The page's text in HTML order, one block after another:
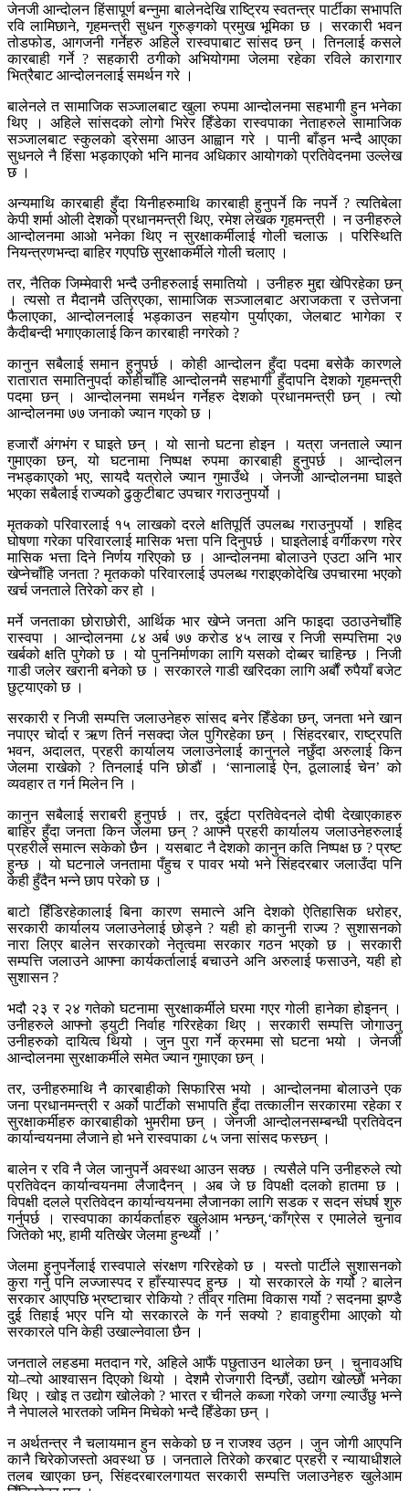
जेनजी आन्दोलन हिंसापूर्ण बन्नुमा बालेनदेखि राष्ट्रिय स्वतन्त्र पार्टीका सभापति
रवि लामिछाने, गृहमन्त्री सुधन गुरुङ्गको प्रमुख भूमिका छ । सरकारी भवन
तोडफोड, आगजनी गर्नेहरु अहिले रास्वपाबाट सांसद छन् । तिनलाई कसले
कारबाही गर्ने ? सहकारी ठगीको अभियोगमा जेलमा रहेका रविले कारागार
भित्रैबाट आन्दोलनलाई समर्थन गरे ।
बालेनले त सामाजिक सञ्जालबाट खुला रुपमा आन्दोलनमा सहभागी हुन भनेका
थिए । अहिले सांसदको लोगो भिरेर हिँडेका रास्वपाका नेताहरुले सामाजिक
सञ्जालबाट स्कुलको ड्रेसमा आउन आह्वान गरे । पानी बाँड्न भन्दै आएका
सुधनले नै हिंसा भड्काएको भनि मानव अधिकार आयोगको प्रतिवेदनमा उल्लेख
छ ।
अन्यमाथि कारबाही हुँदा यिनीहरुमाथि कारबाही हुनुपर्ने कि नपर्ने ? त्यतिबेला
केपी शर्मा ओली देशको प्रधानमन्त्री थिए, रमेश लेखक गृहमन्त्री । न उनीहरुले
आन्दोलनमा आओ भनेका थिए न सुरक्षाकर्मीलाई गोली चलाऊ । परिस्थिति
नियन्त्रणभन्दा बाहिर गएपछि सुरक्षाकर्मीले गोली चलाए ।
तर, नैतिक जिम्मेवारी भन्दै उनीहरुलाई समातियो । उनीहरु मुद्दा खेपिरहेका छन्
। त्यसो त मैदानमै उत्रिएका, सामाजिक सञ्जालबाट अराजकता र उत्तेजना
फैलाएका, आन्दोलनलाई भड्काउन सहयोग पुर्याएका, जेलबाट भागेका र
कैदीबन्दी भगाएकालाई किन कारबाही नगरेको ?
कानुन सबैलाई समान हुनुपर्छ । कोही आन्दोलन हुँदा पदमा बसेकै कारणले
रातारात समातिनुपर्दा कोहीचाँहि आन्दोलनमै सहभागी हुँदापनि देशको गृहमन्त्री
पदमा छन् । आन्दोलनमा समर्थन गर्नेहरु देशको प्रधानमन्त्री छन् । त्यो
आन्दोलनमा ७७ जनाको ज्यान गएको छ ।
हजारौं अंगभंग र घाइते छन् । यो सानो घटना होइन । यत्रा जनताले ज्यान
गुमाएका छन्, यो घटनामा निष्पक्ष रुपमा कारबाही हुनुपर्छ । आन्दोलन
नभड्काएको भए, सायदै यत्रोले ज्यान गुमाउँथे । जेनजी आन्दोलनमा घाइते
भएका सबैलाई राज्यको ढुकुटीबाट उपचार गराउनुपर्यो ।
मृतकको परिवारलाई १५ लाखको दरले क्षतिपूर्ति उपलब्ध गराउनुपर्यो । शहिद
घोषणा गरेका परिवारलाई मासिक भत्ता पनि दिनुपर्छ । घाइतेलाई वर्गीकरण गरेर
मासिक भत्ता दिने निर्णय गरिएको छ । आन्दोलनमा बोलाउने एउटा अनि भार
खेप्नेचाँहि जनता ? मृतकको परिवारलाई उपलब्ध गराइएकोदेखि उपचारमा भएको
खर्च जनताले तिरेको कर हो ।
मर्ने जनताका छोराछोरी, आर्थिक भार खेप्ने जनता अनि फाइदा उठाउनेचाँहि
रास्वपा । आन्दोलनमा ८४ अर्ब ७७ करोड ४५ लाख र निजी सम्पत्तिमा २७
खर्बको क्षति पुगेको छ । यो पुननिर्माणका लागि यसको दोब्बर चाहिन्छ । निजी
गाडी जलेर खरानी बनेको छ । सरकारले गाडी खरिदका लागि अर्बौं रुपैयाँ बजेट
छुट्याएको छ ।
सरकारी र निजी सम्पत्ति जलाउनेहरु सांसद बनेर हिँडेका छन्, जनता भने खान
नपाएर चोर्दा र ऋण तिर्न नसक्दा जेल पुगिरहेका छन् । सिंहदरबार, राष्ट्रपति
भवन, अदालत, प्रहरी कार्यालय जलाउनेलाई कानुनले नछुँदा अरुलाई किन
जेलमा राखेको ? तिनलाई पनि छोडौं । ‘सानालाई ऐन, ठूलालाई चेन’ को
व्यवहार त गर्न मिलेन नि ।
कानुन सबैलाई सराबरी हुनुपर्छ । तर, दुईटा प्रतिवेदनले दोषी देखाएकाहरु
बाहिर हुँदा जनता किन जेलमा छन् ? आफ्नै प्रहरी कार्यालय जलाउनेहरुलाई
प्रहरीले समात्न सकेको छैन । यसबाट नै देशको कानुन कति निष्पक्ष छ ? प्रष्ट
हुन्छ । यो घटनाले जनतामा पँहुच र पावर भयो भने सिंहदरबार जलाउँदा पनि
केही हुँदैन भन्ने छाप परेको छ ।
बाटो हिँडिरहेकालाई बिना कारण समात्ने अनि देशको ऐतिहासिक धरोहर,
सरकारी कार्यालय जलाउनेलाई छोड्ने ? यही हो कानुनी राज्य ? सुशासनको
नारा लिएर बालेन सरकारको नेतृत्वमा सरकार गठन भएको छ । सरकारी
सम्पत्ति जलाउने आफ्ना कार्यकर्तालाई बचाउने अनि अरुलाई फसाउने, यही हो
सुशासन ?
भदौ २३ र २४ गतेको घटनामा सुरक्षाकर्मीले घरमा गएर गोली हानेका होइनन् ।
उनीहरुले आफ्नो ड्युटी निर्वाह गरिरहेका थिए । सरकारी सम्पत्ति जोगाउनु
उनीहरुको दायित्व थियो । जुन पुरा गर्ने क्रममा सो घटना भयो । जेनजी
आन्दोलनमा सुरक्षाकर्मीले समेत ज्यान गुमाएका छन् ।
तर, उनीहरुमाथि नै कारबाहीको सिफारिस भयो । आन्दोलनमा बोलाउने एक
जना प्रधानमन्त्री र अर्को पार्टीको सभापति हुँदा तत्कालीन सरकारमा रहेका र
सुरक्षाकर्मीहरु कारबाहीको भुमरीमा छन् । जेनजी आन्दोलनसम्बन्धी प्रतिवेदन
कार्यान्वयनमा लैजाने हो भने रास्वपाका ८५ जना सांसद फस्छन् ।
बालेन र रवि नै जेल जानुपर्ने अवस्था आउन सक्छ । त्यसैले पनि उनीहरुले त्यो
प्रतिवेदन कार्यान्वयनमा लैजादैनन् । अब जे छ विपक्षी दलको हातमा छ ।
विपक्षी दलले प्रतिवेदन कार्यान्वयनमा लैजानका लागि सडक र सदन संघर्ष शुरु
गर्नुपर्छ । रास्वपाका कार्यकर्ताहरु खुलेआम भन्छन्,‘काँग्रेस र एमालेले चुनाव
जितेको भए, हामी यतिखेर जेलमा हुन्थ्यौं ।’
जेलमा हुनुपर्नेलाई रास्वपाले संरक्षण गरिरहेको छ । यस्तो पार्टीले सुशासनको
कुरा गर्नु पनि लज्जास्पद र हाँस्यास्पद हुन्छ । यो सरकारले के गर्यो ? बालेन
सरकार आएपछि भ्रष्टाचार रोकियो ? तीव्र गतिमा विकास गर्यो ? सदनमा झण्डै
दुई तिहाई भएर पनि यो सरकारले के गर्न सक्यो ? हावाहुरीमा आएको यो
सरकारले पनि केही उखाल्नेवाला छैन ।
जनताले लहडमा मतदान गरे, अहिले आफैं पछुताउन थालेका छन् । चुनावअघि
यो–त्यो आश्वासन दिएको थियो । देशमै रोजगारी दिन्छौं, उद्योग खोल्छौं भनेका
थिए । खोइ त उद्योग खोलेको ? भारत र चीनले कब्जा गरेको जग्गा ल्याउँछु भन्ने
नै नेपालले भारतको जमिन मिचेको भन्दै हिँडेका छन् ।
न अर्थतन्त्र नै चलायमान हुन सकेको छ न राजश्व उठ्न । जुन जोगी आएपनि
कानै चिरेकोजस्तो अवस्था छ । जनताले तिरेको करबाट प्रहरी र न्यायाधीशले
तलब खाएका छन्, सिंहदरबारलगायत सरकारी सम्पत्ति जलाउनेहरु खुलेआम